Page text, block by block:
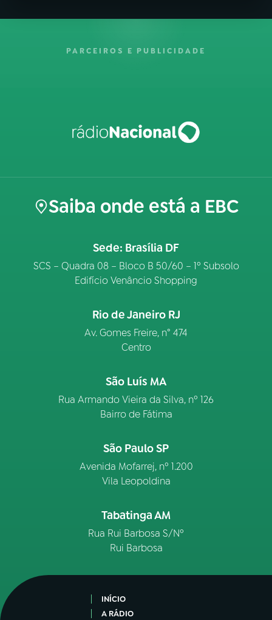
PARCEIROS E PUBLICIDADE
Saiba onde está a EBC
Sede: Brasília DF
SCS – Quadra 08 – Bloco B 50/60 – 1º Subsolo
Edifício Venâncio Shopping
Rio de Janeiro RJ
Av. Gomes Freire, n° 474
Centro
São Luís MA
Rua Armando Vieira da Silva, nº 126
Bairro de Fátima
São Paulo SP
Avenida Mofarrej, nº 1.200
Vila Leopoldina
Tabatinga AM
Rua Rui Barbosa S/Nº
Rui Barbosa
INÍCIO
A RÁDIO